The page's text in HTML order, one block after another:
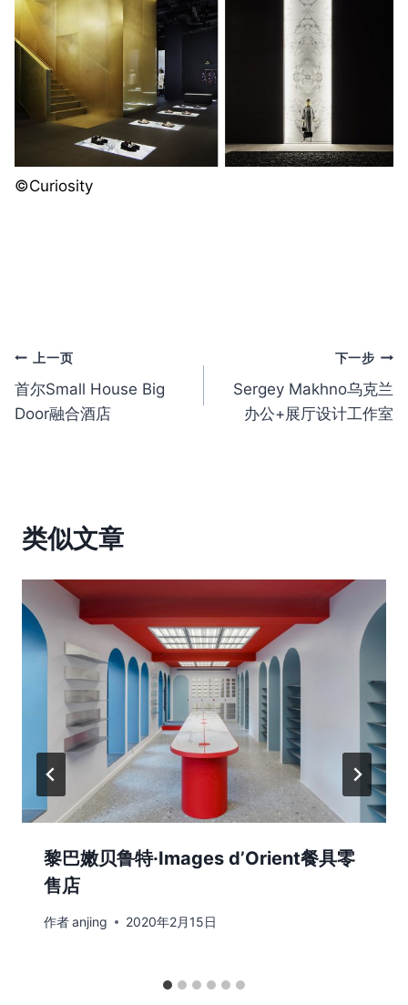
©️Curiosity
文
章
上一页
首尔Small House Big
Door融合酒店
下一步
Sergey Makhno乌克兰
办公+展厅设计工作室
类似文章
黎巴嫩贝鲁特·Images d’Orient餐具零
售店
作者anjing 2020年2月15日